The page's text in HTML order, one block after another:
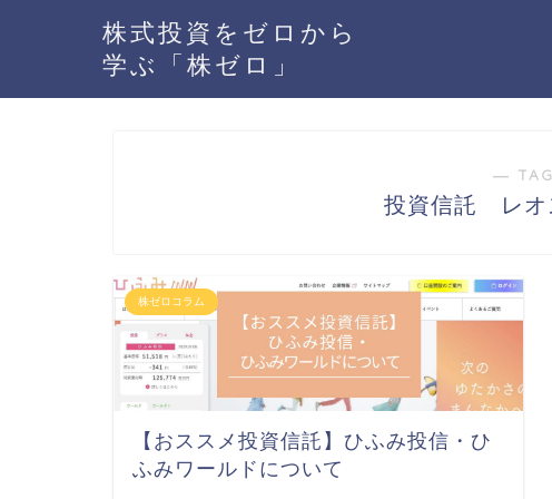
株式投資をゼロから
学ぶ「株ゼロ」
―
投資信託 レオ
株ゼロコラム
【おススメ投資信託】ひふみ投信・ひ
ふみワールドについて